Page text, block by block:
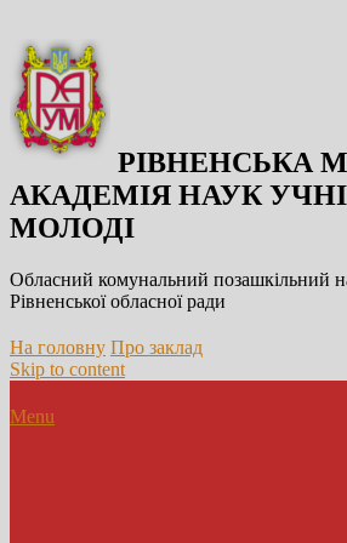
РІВНЕНСЬКА
АКАДЕМІЯ НАУК
МОЛОДІ
Обласний комунальний позашкільний
Рівненської обласної ради
На головну Про заклад
Skip to content
Menu